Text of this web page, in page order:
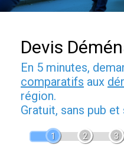
Devis
En 5 minutes,
comparatifs aux
région.
Gratuit, sans pub
1 2 3